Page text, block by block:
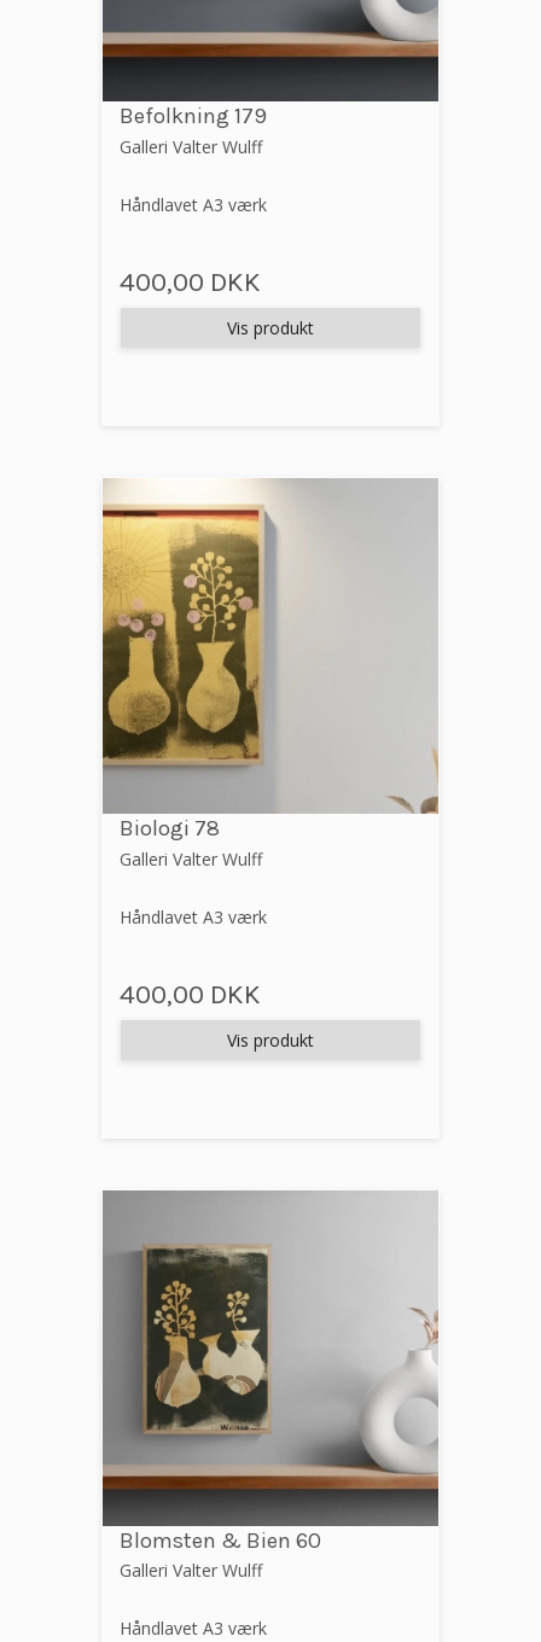
Befolkning 179
Galleri Valter Wulff
Håndlavet A3 værk
400,00 DKK
Vis produkt
Biologi 78
Galleri Valter Wulff
Håndlavet A3 værk
400,00 DKK
Vis produkt
Blomsten & Bien 60
Galleri Valter Wulff
Håndlavet A3 værk